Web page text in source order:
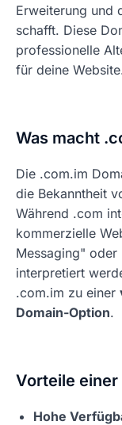
Erweiterung und
schafft. Diese
professionelle
für deine
Was macht
Die .com.im
die Bekanntheit
Während .com
kommerzielle
Messaging" oder
interpretiert
.com.im zu einer
Domain-Option.
Vorteile einer
Hohe